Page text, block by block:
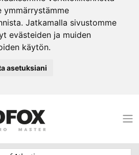
ymmärrystämme
Jatkamalla sivustomme
evästeiden ja muiden
käytön.
asetuksiani